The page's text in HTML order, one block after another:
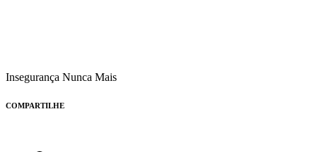
Insegurança Nunca Mais
COMPARTILHE